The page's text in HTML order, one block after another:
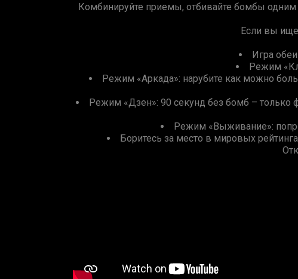
Комбинируйте приемы, отбивайте бомбы
Если вы
Игра
Режим
Режим «Аркада»: нарубите как можно
Режим «Дзен»: 90 секунд без бомб – только
Режим «Выживание»:
Боритесь за место в мировых